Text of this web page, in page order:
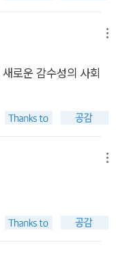
글들이 실려 있다. 코
자가 떨어져 죽고, 끼
명이 퇴근하지 못하는
으로 “죽음의 숫자가
김훈 작가) 수많은
날이 지나도 꽃만 놓
시종 시인)는 말을
무엇인가’라고 묻는
로운 감수성의 사회